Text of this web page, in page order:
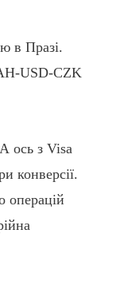
в Празі.
USD-CZK
ось з Visa
конверсії.
операцій